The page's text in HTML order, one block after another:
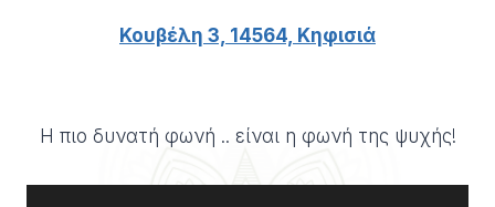
Κουβέλη 3, 14564, Κηφισιά
Η πιο δυνατή φωνή .. είναι η φωνή της ψυχής!